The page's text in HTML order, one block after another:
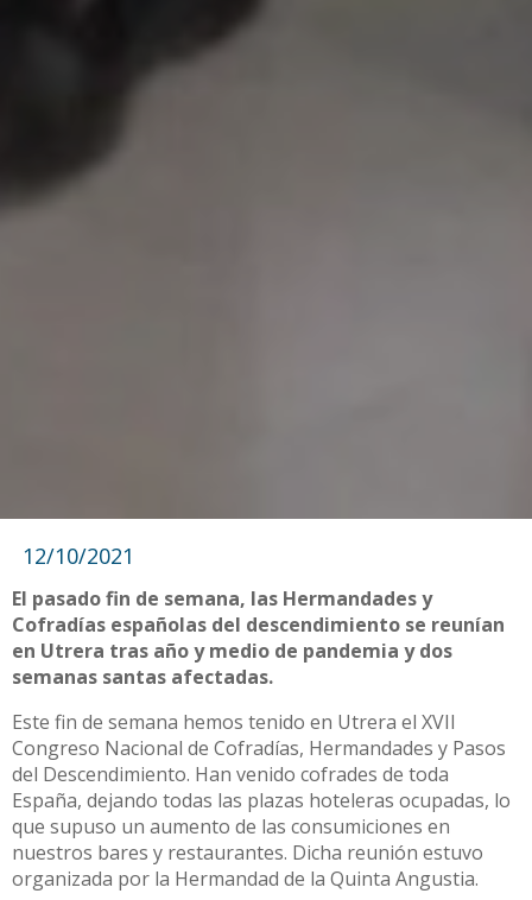
12/10/2021
El pasado fin de semana, las Hermandades y
Cofradías españolas del descendimiento se reunían
en Utrera tras año y medio de pandemia y dos
semanas santas afectadas.
Este fin de semana hemos tenido en Utrera el XVII
Congreso Nacional de Cofradías, Hermandades y Pasos
del Descendimiento. Han venido cofrades de toda
España, dejando todas las plazas hoteleras ocupadas, lo
que supuso un aumento de las consumiciones en
nuestros bares y restaurantes. Dicha reunión estuvo
organizada por la Hermandad de la Quinta Angustia.